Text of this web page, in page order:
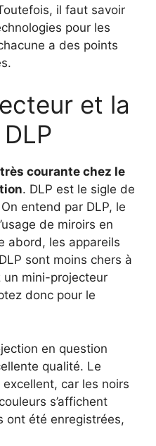
il faut savoir
pour les
a des points
et la
courante chez le
. DLP est le sigle de
entend par DLP, le
de miroirs en
abord, les appareils
sont moins chers à
un mini-projecteur
donc pour le
en question
qualité. Le
car les noirs
s’affichent
ont été enregistrées,